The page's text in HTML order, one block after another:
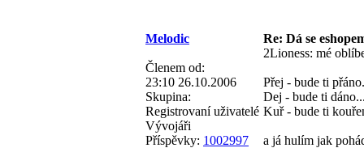
Melodic Re: Dá se
Členem od:
23:10 26.10.2006
Skupina:
Registrovaní uživatelé
Vývojáři
Příspěvky: 1002997
2Lioness: mé
Přej - bude ti
Dej - bude ti
Kuř - bude ti
a já hulím jak